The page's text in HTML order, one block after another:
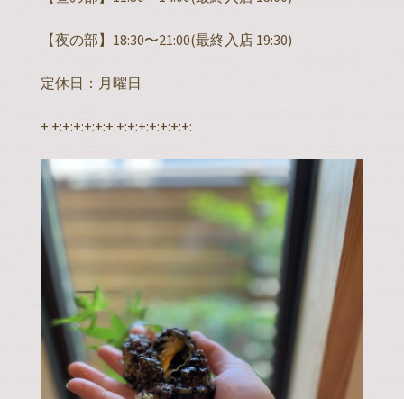
【夜の部】18:30〜21:00(最終入店 19:30)
定休日：月曜日
+:+:+:+:+:+:+:+:+:+:+:+:+:+: